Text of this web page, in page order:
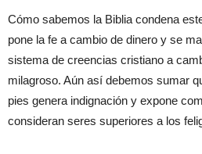
Cómo sabemos la Biblia condena
pone la fe a cambio de dinero y se
sistema de creencias cristiano a
milagroso. Aún así debemos sumar
pies genera indignación y expone
consideran seres superiores a los